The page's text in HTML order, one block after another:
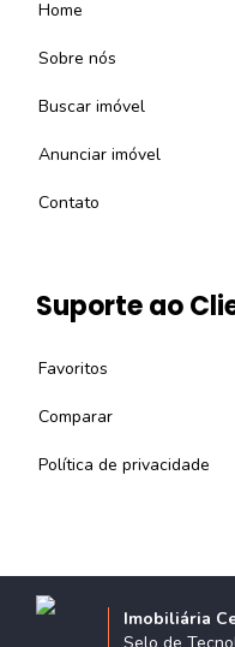
Home
Sobre nós
Buscar imóvel
Anunciar imóvel
Contato
Suporte ao
Favoritos
Comparar
Política de privacidade
Imobiliária